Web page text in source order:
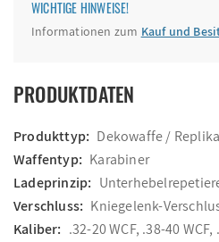
WICHTIGE HINWEISE!
Informationen zum Kauf und
PRODUKTDATEN
Produkttyp: Dekowaffe / Replika
Waffentyp: Karabiner
Ladeprinzip:
Verschluss: Kniegelenk-
Kaliber: .32-20 WCF, .38-40 WCF,